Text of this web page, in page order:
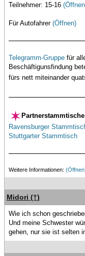
Teilnehmer: 15-16
Für Autofahrer (Öffnen)
Telegramm-Gruppe für
Beschäftigunsfindung
fürs nett miteinander
Ravensburger
Stuttgarter Stammtisch
Weitere Informationen:
Midori (†)
Wie ich schon
Und meine Schwester
gehen, nur sie ist selten